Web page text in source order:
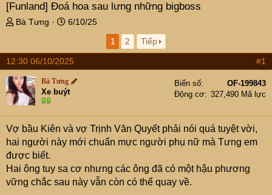
[Funland] Đoá hoa sau lưng những bigboss
T
e
a
d
s
t
r
t
e
r
Bà Tưng
N
y
g
ử
i
6/10/25
1
2 Tiếp
12:30 06/10/2025 #1
Bà Tưng
Xe buýt
Biển số
OF-199843
Động cơ
327,490 Mã lực
Vợ bầu Kiên và vợ Trịnh Văn Quyết phải nói quá tuyệt vời,
hai người này mới chuẩn mực người phụ nữ mà Tưng em
được biết.
Hai ông tuy sa cơ nhưng các ông đã có một hậu phương
vững chắc sau này vẫn còn có thể quay về.